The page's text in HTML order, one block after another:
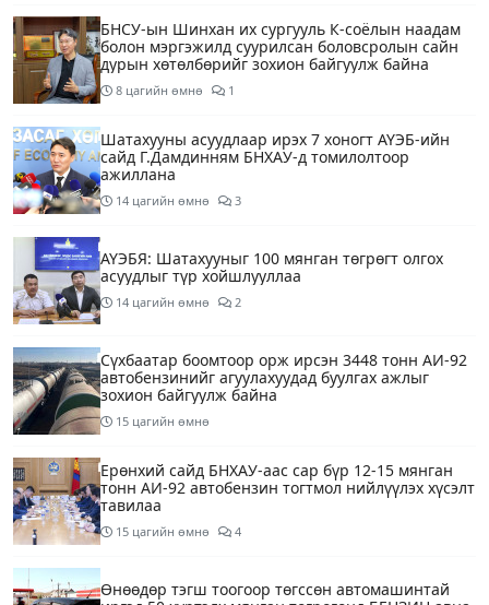
БНСУ-ын Шинхан их сургууль К-соёлын наадам
болон мэргэжилд суурилсан боловсролын сайн
дурын хөтөлбөрийг зохион байгуулж байна
8 цагийн өмнө 1
Шатахууны асуудлаар ирэх 7 хоногт АҮЭБ-ийн
сайд Г.Дамдинням БНХАУ-д томилолтоор
ажиллана
14 цагийн өмнө 3
АҮЭБЯ: Шатахууныг 100 мянган төгрөгт олгох
асуудлыг түр хойшлууллаа
14 цагийн өмнө 2
Сүхбаатар боомтоор орж ирсэн 3448 тонн АИ-92
автобензинийг агуулахуудад буулгах ажлыг
зохион байгуулж байна
15 цагийн өмнө
Ерөнхий сайд БНХАУ-аас сар бүр 12-15 мянган
тонн АИ-92 автобензин тогтмол нийлүүлэх хүсэлт
тавилаа
15 цагийн өмнө 4
Өнөөдөр тэгш тоогоор төгссөн автомашинтай